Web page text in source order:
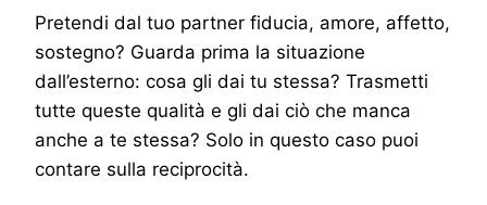
Pretendi dal tuo partner fiducia, amore, affetto,
sostegno? Guarda prima la situazione
dall’esterno: cosa gli dai tu stessa? Trasmetti
tutte queste qualità e gli dai ciò che manca
anche a te stessa? Solo in questo caso puoi
contare sulla reciprocità.